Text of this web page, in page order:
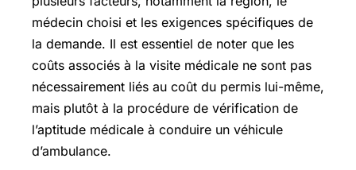
médecin choisi et les exigences spécifiques de
la demande. Il est essentiel de noter que les
coûts associés à la visite médicale ne sont pas
nécessairement liés au coût du permis lui-même,
mais plutôt à la procédure de vérification de
l’aptitude médicale à conduire un véhicule
d’ambulance.